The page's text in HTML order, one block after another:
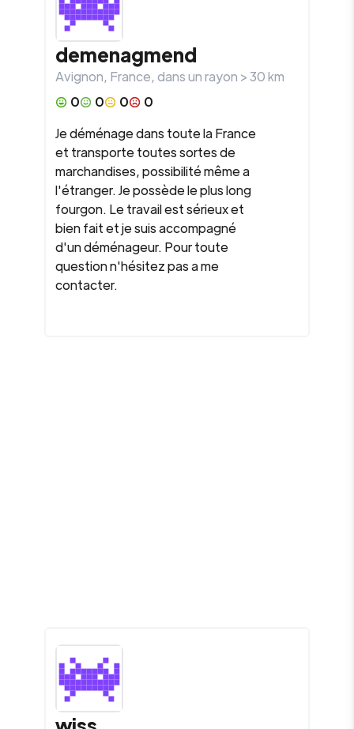
demenagmend
Avignon, France, dans un rayon >30km
0
0 0
0
Je déménage dans toute la France
et transporte toutes sortes de
marchandises, possibilité même a
l'étranger. Je possède le plus long
fourgon. Le travail est sérieux et
bien fait et je suis accompagné
d'un déménageur. Pour toute
question n'hésitez pas a me
contacter.